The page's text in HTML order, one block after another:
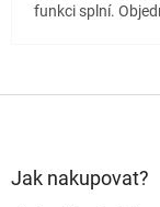
funkci splní.
Jak nakupovat?